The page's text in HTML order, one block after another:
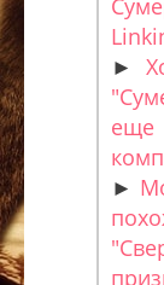
►
еще
►